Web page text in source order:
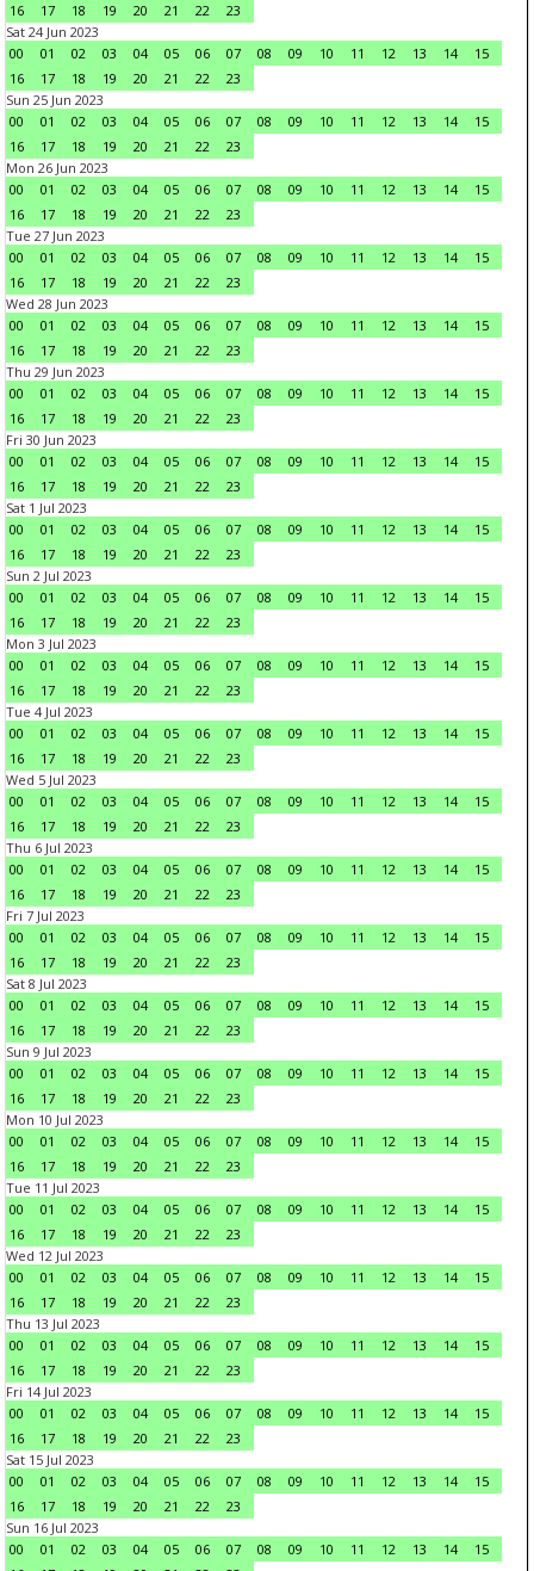
16
17 18 19 20 21 22
23
Sat 24 Jun 2023
00
01 02 03 04 05 06 07 08 09 10 11 12 13 14
15
16
17 18 19 20 21 22
23
Sun 25 Jun 2023
00
01 02 03 04 05 06 07 08 09 10 11 12 13 14
15
16
17 18 19 20 21 22
23
Mon 26 Jun 2023
00
01 02 03 04 05 06 07 08 09 10 11 12 13 14
15
16
17 18 19 20 21 22
23
Tue 27 Jun 2023
00
01 02 03 04 05 06 07 08 09 10 11 12 13 14
15
16
17 18 19 20 21 22
23
Wed 28 Jun 2023
00
01 02 03 04 05 06 07 08 09 10 11 12 13 14
15
16
17 18 19 20 21 22
23
Thu 29 Jun 2023
00
01 02 03 04 05 06 07 08 09 10 11 12 13 14
15
16
17 18 19 20 21 22
23
Fri 30 Jun 2023
00
01 02 03 04 05 06 07 08 09 10 11 12 13 14
15
16
17 18 19 20 21 22
23
Sat 1 Jul 2023
00
01 02 03 04 05 06 07 08 09 10 11 12 13 14
15
16
17 18 19 20 21 22
23
Sun 2 Jul 2023
00
01 02 03 04 05 06 07 08 09 10 11 12 13 14
15
16
17 18 19 20 21 22
23
Mon 3 Jul 2023
00
01 02 03 04 05 06 07 08 09 10 11 12 13 14
15
16
17 18 19 20 21 22
23
Tue 4 Jul 2023
00
01 02 03 04 05 06 07 08 09 10 11 12 13 14
15
16
17 18 19 20 21 22
23
Wed 5 Jul 2023
00
01 02 03 04 05 06 07 08 09 10 11 12 13 14
15
16
17 18 19 20 21 22
23
Thu 6 Jul 2023
00
01 02 03 04 05 06 07 08 09 10 11 12 13 14
15
16
17 18 19 20 21 22
23
Fri 7 Jul 2023
00
01 02 03 04 05 06 07 08 09 10 11 12 13 14
15
16
17 18 19 20 21 22
23
Sat 8 Jul 2023
00
01 02 03 04 05 06 07 08 09 10 11 12 13 14
15
16
17 18 19 20 21 22
23
Sun 9 Jul 2023
00
01 02 03 04 05 06 07 08 09 10 11 12 13 14
15
16
17 18 19 20 21 22
23
Mon 10 Jul 2023
00
01 02 03 04 05 06 07 08 09 10 11 12 13 14
15
16
17 18 19 20 21 22
23
Tue 11 Jul 2023
00
01 02 03 04 05 06 07 08 09 10 11 12 13 14
15
16
17 18 19 20 21 22
23
Wed 12 Jul 2023
00
01 02 03 04 05 06 07 08 09 10 11 12 13 14
15
16
17 18 19 20 21 22
23
Thu 13 Jul 2023
00
01 02 03 04 05 06 07 08 09 10 11 12 13 14
15
16
17 18 19 20 21 22
23
Fri 14 Jul 2023
00
01 02 03 04 05 06 07 08 09 10 11 12 13 14
15
16
17 18 19 20 21 22
23
Sat 15 Jul 2023
00
01 02 03 04 05 06 07 08 09 10 11 12 13 14
15
16
17 18 19 20 21 22
23
Sun 16 Jul 2023
00
01 02 03 04 05 06 07 08 09 10 11 12 13 14
15